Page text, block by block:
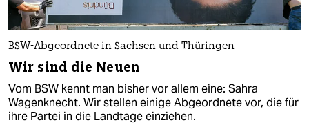
BSW-Abgeordnete in Sachsen und Thüringen
Wir sind die Neuen
Vom BSW kennt man bisher vor allem eine: Sahra
Wagenknecht. Wir stellen einige Abgeordnete vor, die für
ihre Partei in die Landtage einziehen.